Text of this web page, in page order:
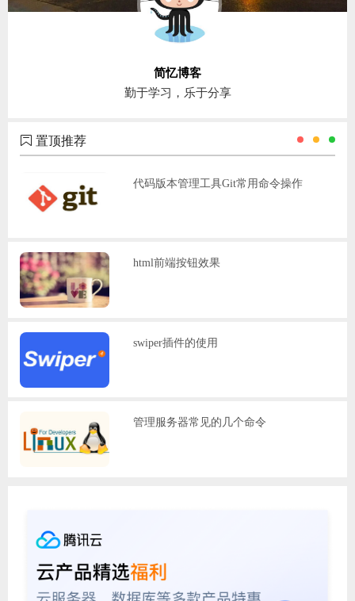
简忆博客
勤于学习，乐于分享
置顶推荐
代码版本管理工具Git常用命令操作
html前端按钮效果
swiper插件的使用
管理服务器常见的几个命令